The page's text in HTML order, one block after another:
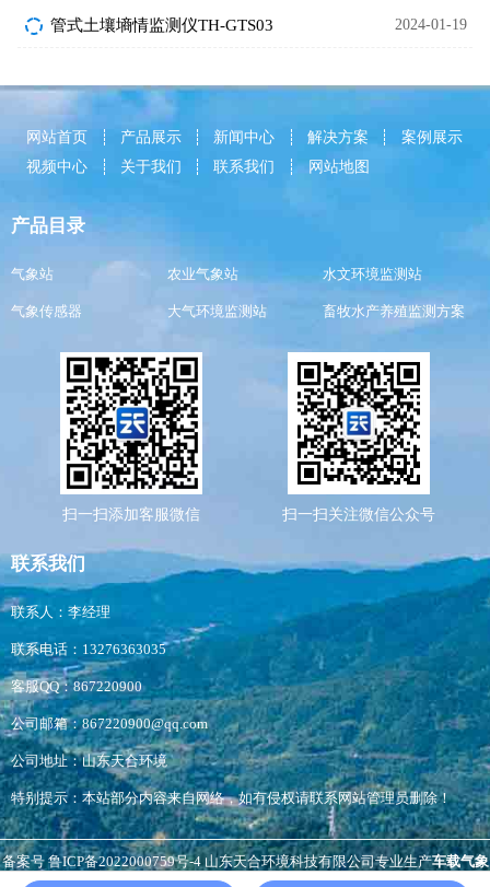
管式土壤墒情监测仪TH-GTS03 2024-01-19
网站首页 产品展示 新闻中心 解决方案
案例展示
视频中心
关于我们 联系我们 网站地图
产品目录
气象站 农业气象站 水文环境监测站
气象传感器 大气环境监测站 畜牧水产养殖监测方案
扫一扫添加客服微信 扫一扫关注微信公众号
联系我们
联系人：李经理
联系电话：13276363035
客服QQ：867220900
公司邮箱：867220900@qq.com
公司地址：山东天合环境
特别提示：本站部分内容来自网络，如有侵权请联系网站管理员删除！
备案号 鲁ICP备2022000759号-4山东天合环境科技有限公司专业生产车载气象
,扬尘检测仪负氧离子监测站，非洲猪瘟检测仪等，生产经验丰富，价格优